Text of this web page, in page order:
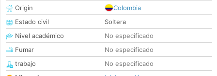
Origin
Colombia
Estado civil
Soltera
Nivel académico
No especificado
Fumar
No especificado
trabajo
No especificado